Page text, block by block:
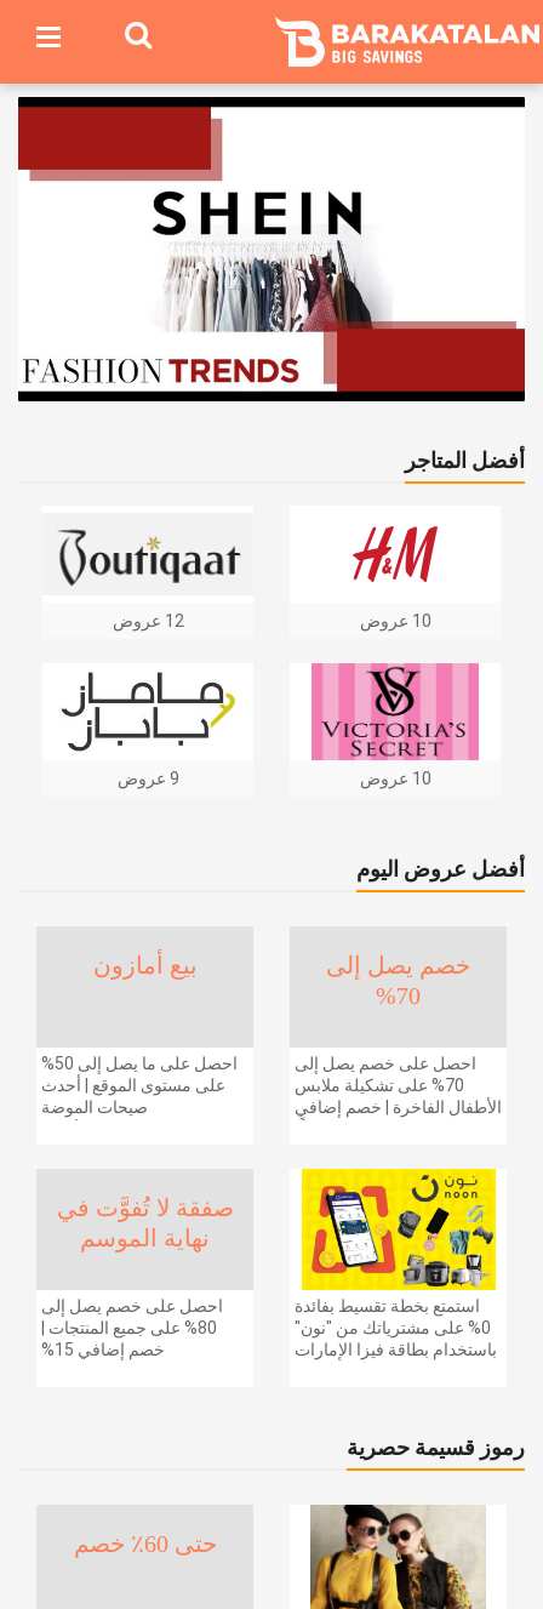
أفضل المتاجر
12 عروض 10 عروض
9 عروض 10 عروض
أفضل عروض اليوم
بيع أمازون
احصل على ما يصل إلى 50%
على مستوى الموقع | أحدث
صيحات الموضة
خصم يصل إلى
70%
احصل على خصم يصل إلى
70% على تشكيلة ملابس
الأطفال الفاخرة | خصم إضافي
صفقة لا تُفوَّت في
نهاية الموسم
احصل على خصم يصل إلى
80% على جميع المنتجات |
خصم إضافي 15%
استمتع بخطة تقسيط بفائدة
0% على مشترياتك من "نون"
باستخدام بطاقة فيزا الإمارات
رموز قسيمة حصرية
حتى 60٪ خصم